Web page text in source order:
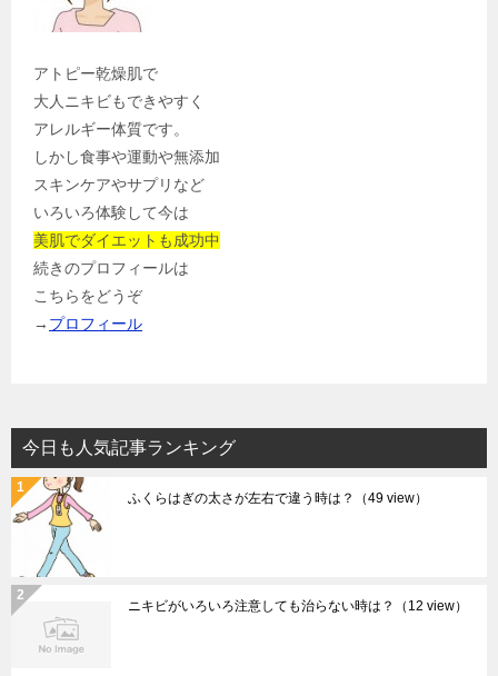
アトピー乾燥肌で
大人ニキビもできやすく
アレルギー体質です。
しかし食事や運動や無添加
スキンケアやサプリなど
いろいろ体験して今は
美肌でダイエットも成功中
続きのプロフィールは
こちらをどうぞ
→ プロフィール
今日も人気記事ランキング
ふくらはぎの太さが左右で違う時は？ （49 view）
ニキビがいろいろ注意しても治らない時は？ （12 view）